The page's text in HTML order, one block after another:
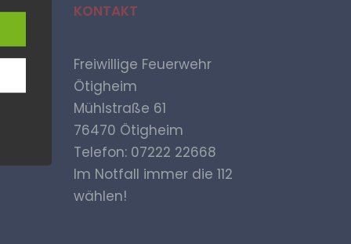
KONTAKT
Freiwillige Feuerwehr
Ötigheim
Mühlstraße 61
76470 Ötigheim
Telefon: 07222 22668
Im Notfall immer die 112
wählen!